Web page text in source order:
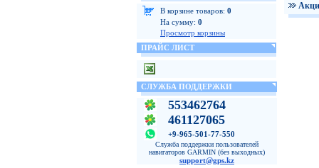
В корзине товаров: 0
На сумму: 0
Просмотр корзины
ПРАЙС ЛИСТ
СЛУЖБА ПОДДЕРЖКИ
553462764
461127065
+9-965-501-77-550
Служба поддержки пользователей
навигаторов GARMIN (без выходных)
support@gps.kz